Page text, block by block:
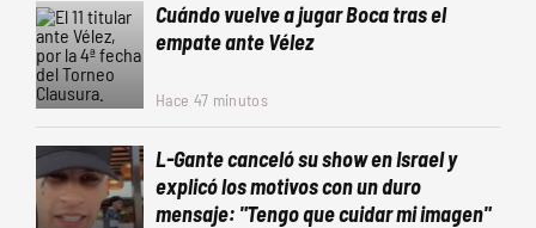
Cuándo vuelve a jugar Boca tras el
empate ante Vélez
Hace 47 minutos
L-Gante canceló su show en Israel y
explicó los motivos con un duro
mensaje: "Tengo que cuidar mi imagen"